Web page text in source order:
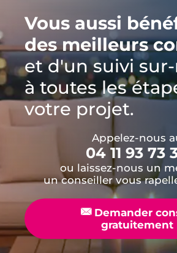
Vous aussi
des meilleurs
et d'un suivi
à toutes les
votre projet.
Appelez-nous
04 11 93 73
ou laissez-nous un
un conseiller vous
📧Demander
gratuitement